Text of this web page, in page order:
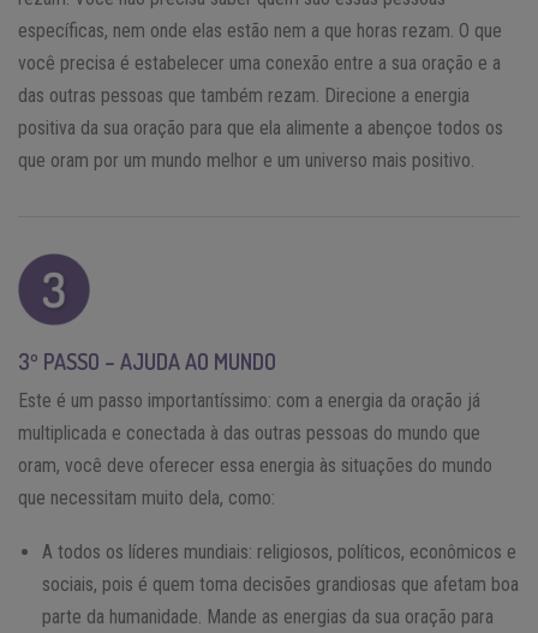
específicas, nem onde elas estão nem a que horas rezam. O que
você precisa é estabelecer uma conexão entre a sua oração e a
das outras pessoas que também rezam. Direcione a energia
positiva da sua oração para que ela alimente a abençoe todos os
que oram por um mundo melhor e um universo mais positivo.
3º PASSO – AJUDA AO MUNDO
Este é um passo importantíssimo: com a energia da oração já
multiplicada e conectada à das outras pessoas do mundo que
oram, você deve oferecer essa energia às situações do mundo
que necessitam muito dela, como:
A todos os líderes mundiais: religiosos, políticos, econômicos e
sociais, pois é quem toma decisões grandiosas que afetam boa
parte da humanidade. Mande as energias da sua oração para